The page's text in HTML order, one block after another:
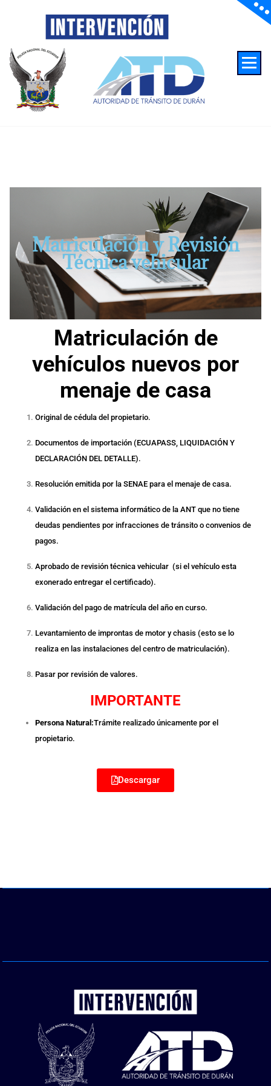
Matriculación y Revisión
Técnica vehicular
Matriculación de
vehículos nuevos por
menaje de casa
Original de cédula del propietario.
Documentos de importación (ECUAPASS, LIQUIDACIÓN Y
DECLARACIÓN DEL DETALLE).
Resolución emitida por la SENAE para el menaje de casa.
Validación en el sistema informático de la ANT que no tiene
deudas pendientes por infracciones de tránsito o convenios de
pagos.
Aprobado de revisión técnica vehicular (si el vehículo esta
exonerado entregar el certificado).
Validación del pago de matrícula del año en curso.
Levantamiento de improntas de motor y chasis (esto se lo
realiza en las instalaciones del centro de matriculación).
Pasar por revisión de valores.
IMPORTANTE
Persona Natural:Trámite realizado únicamente por el
propietario.
Descargar